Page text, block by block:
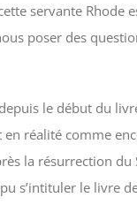
servante Rhode
poser des
le début du
réalité comme
la résurrection
s’intituler le livre